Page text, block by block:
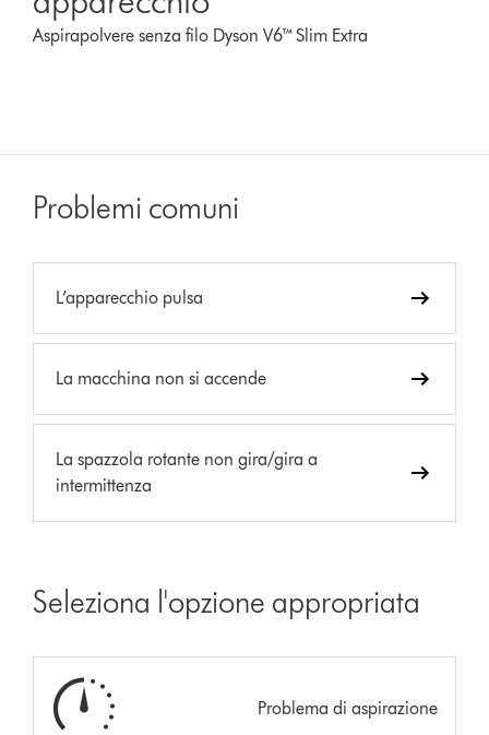
Aspirapolvere senza filo Dyson V6™ Slim Extra
Problemi comuni
L’apparecchio pulsa
La macchina non si accende
La spazzola rotante non gira/gira a
intermittenza
Seleziona l'opzione appropriata
Problema di aspirazione